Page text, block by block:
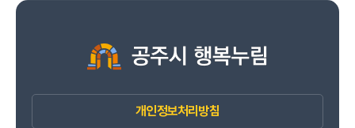
개인정보처리방침